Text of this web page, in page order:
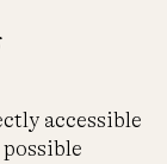
accessible